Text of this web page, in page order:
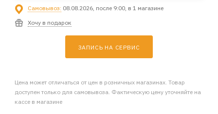
Самовывоз: 08.08.2026, после 9:00, в 1 магазине
Хочу в подарок
ЗАПИСЬ НА СЕРВИС
Цена может отличаться от цен в розничных магазинах. Товар
доступен только для самовывоза. Фактическую цену уточняйте на
кассе в магазине